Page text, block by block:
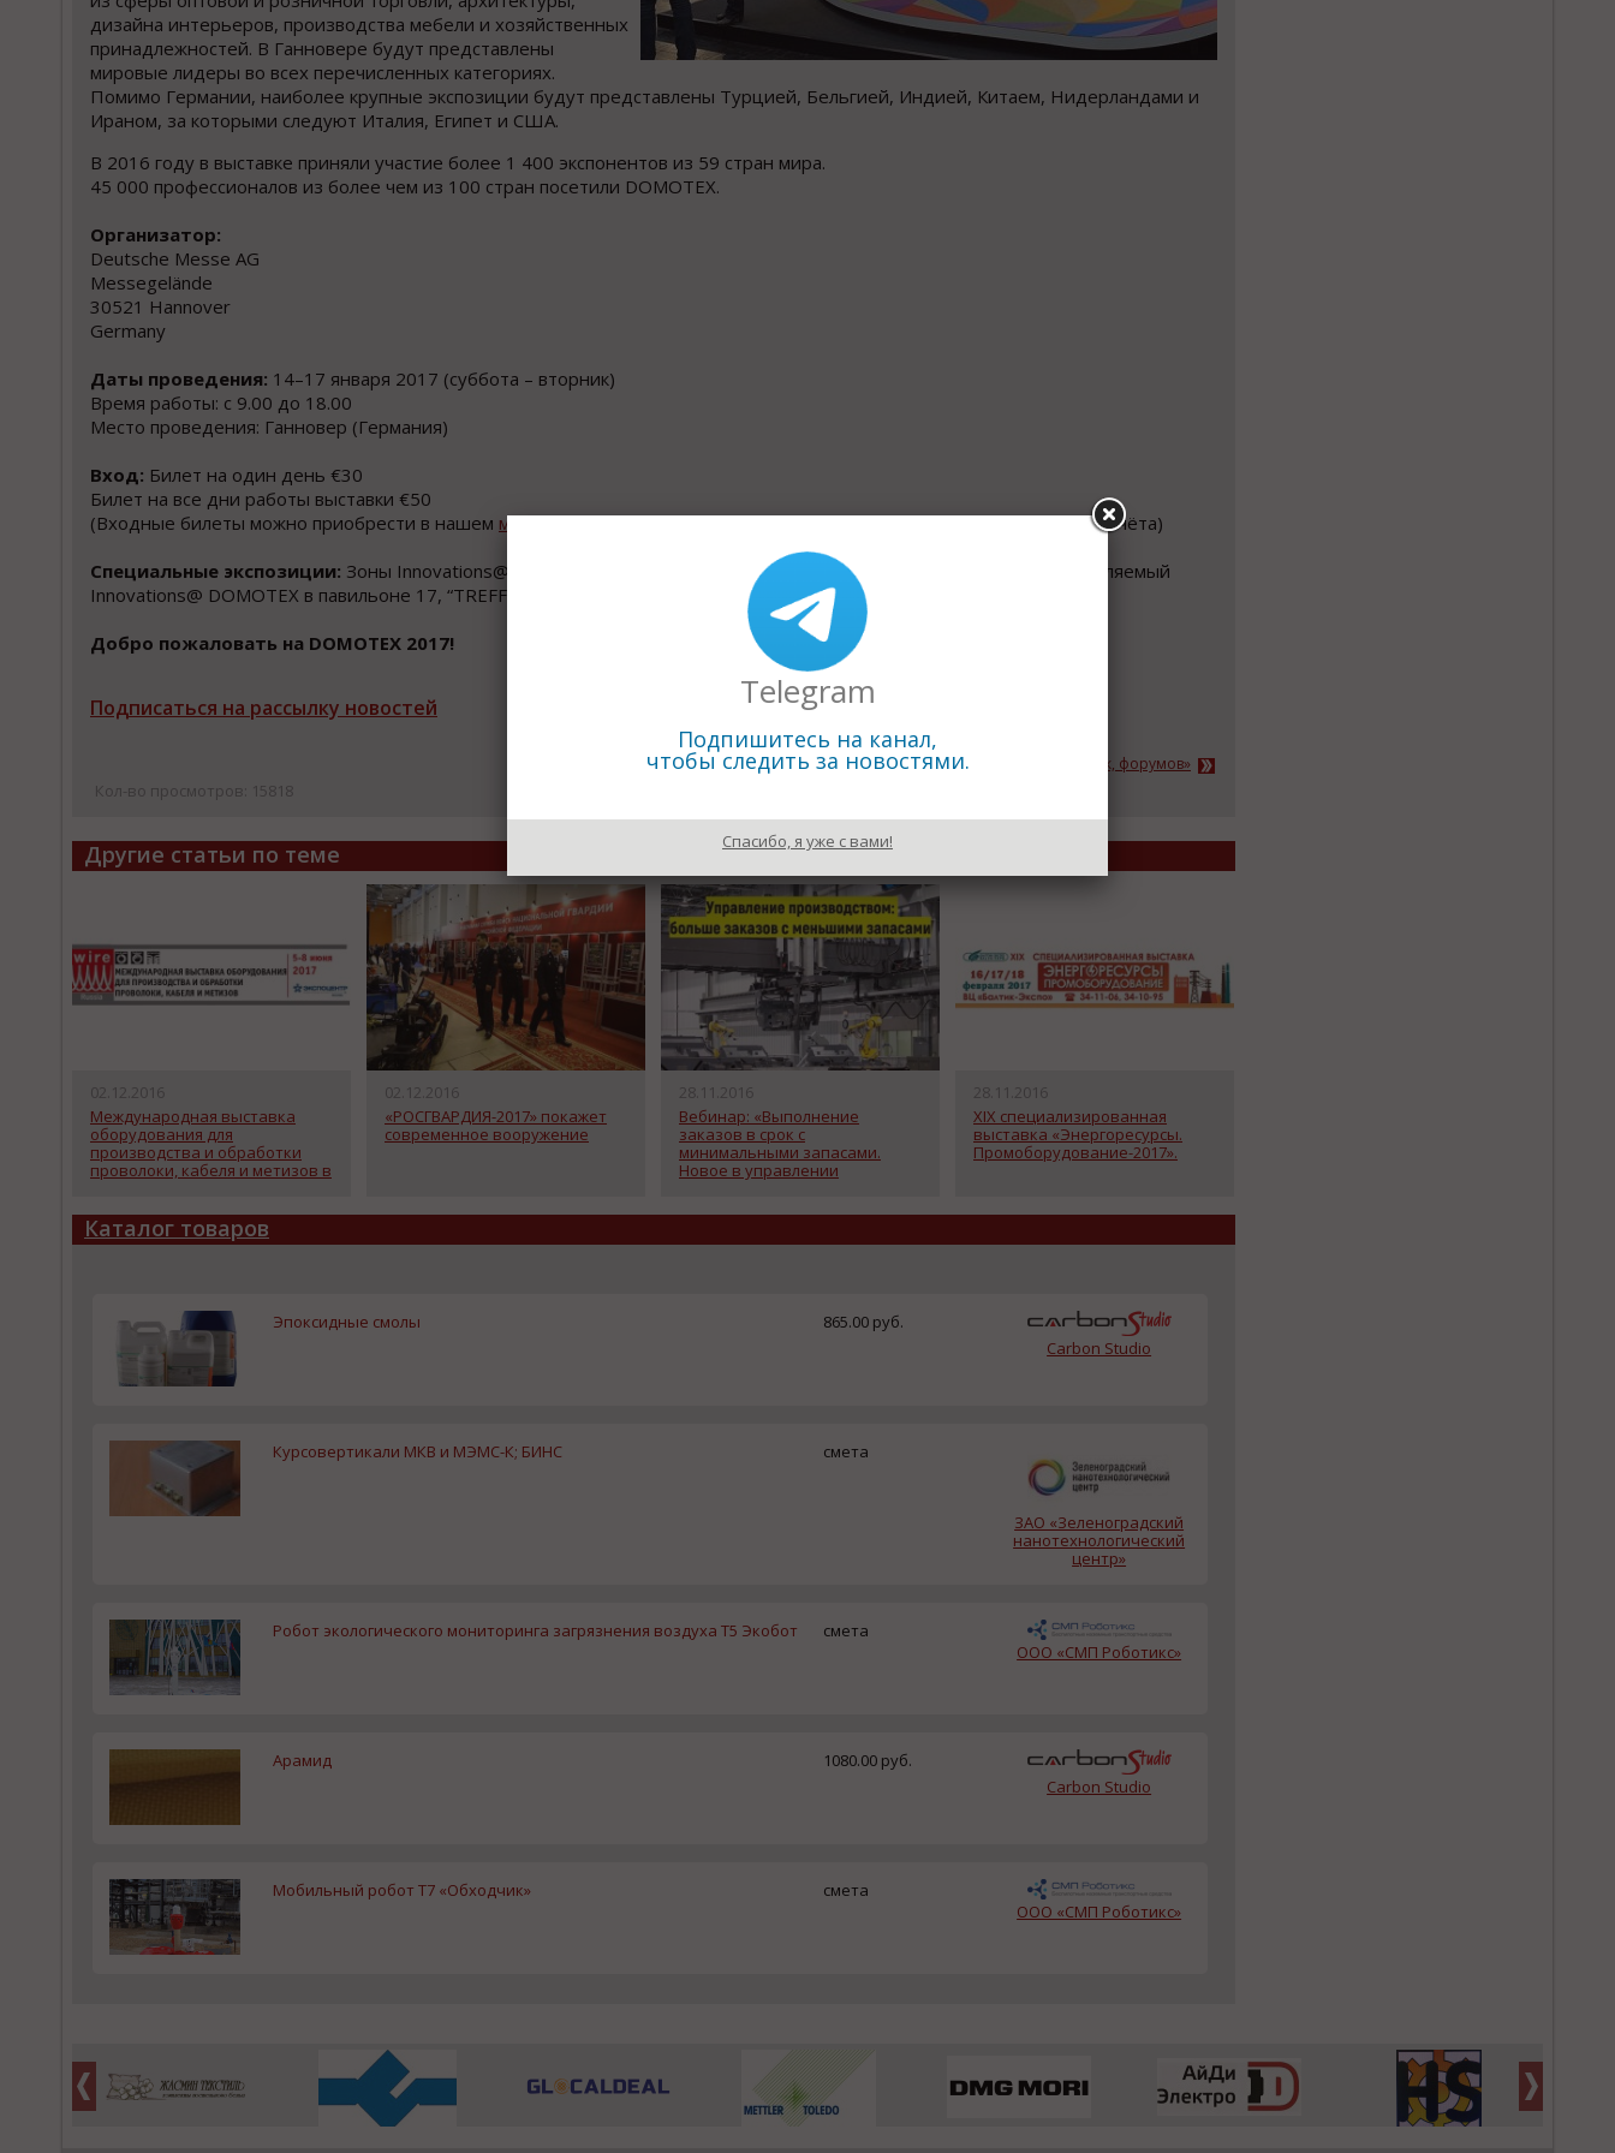
дизайна интерьеров, производства мебели и хозяйственных
принадлежностей. В Ганновере будут представлены
мировые лидеры во всех перечисленных категориях.
Помимо Германии, наиболее крупные экспозиции будут представлены Турцией, Бельгией, Индией, Китаем, Нидерландами и
Ираном, за которыми следуют Италия, Египет и США.
В 2016 году в выставке приняли участие более 1 400 экспонентов из 59 стран мира.
45 000 профессионалов из более чем из 100 стран посетили DOMOTEX.
Организатор:
Deutsche Messe AG
Messegelände
30521 Hannover
Germany
Даты проведения: 14–17 января 2017 (суббота – вторник)
Время работы: с 9.00 до 18.00
Место проведения: Ганновер (Германия)
Вход: Билет на один день €30
Билет на все дни работы выставки €50
(Входные билеты можно приобрести в нашем московскомофисе, оплата в рублях по курсу ЦБ на день выставления счёта)
Специальные экспозиции: Зоны Innovations@DOMOTEX в павильонах 6, 9 и 17, «Carpet Design Awards», представляемый
Innovations@ DOMOTEX в павильоне 17, “TREFFPUNKT HANDWERK” (для мастеров-профессионалов) в павильоне 7
Добро пожаловать на DOMOTEX 2017!
Подписаться на рассылку новостей
Назад к рубрике «Пресс релизы выставок, форумов»
Кол-во просмотров: 15818
Другие статьи по теме
02.12.2016
Международная выставка
оборудования для
производства и обработки
проволоки, кабеля и метизов в
02.12.2016
«РОСГВАРДИЯ-2017» покажет
современное вооружение
28.11.2016
Вебинар: «Выполнение
заказов в срок c
минимальными запасами.
Новое в управлении
28.11.2016
XIX специализированная
выставка «Энергоресурсы.
Промоборудование-2017».
Каталог товаров
Эпоксидные смолы
865.00 руб.
Carbon Studio
Курсовертикали МКВ и МЭМС-К; БИНС смета
ЗАО «Зеленоградский
нанотехнологический
центр»
Робот экологического мониторинга загрязнения воздуха T5 Экобот
смета
ООО «СМП Роботикс»
Арамид
1080.00 руб.
Carbon Studio
Мобильный робот Т7 «Обходчик»
смета
ООО «СМП Роботикс»
Telegram
Подпишитесь на канал,
чтобы следить за новостями.
Спасибо, я уже с вами!